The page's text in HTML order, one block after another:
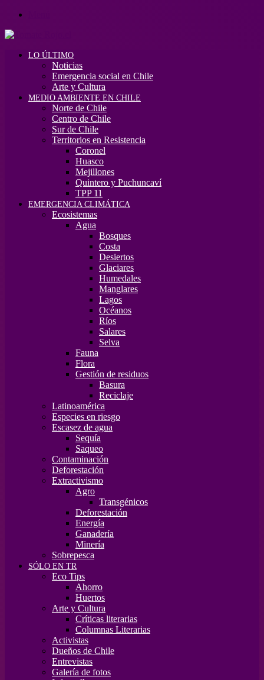
LO ÚLTIMO
Noticias
Emergencia social en Chile
Arte y Cultura
MEDIO AMBIENTE EN CHILE
Norte de Chile
Centro de Chile
Sur de Chile
Territorios en Resistencia
Coronel
Huasco
Mejillones
Quintero y Puchuncaví
TPP 11
EMERGENCIA CLIMÁTICA
Ecosistemas
Agua
Bosques
Costa
Desiertos
Glaciares
Humedales
Manglares
Lagos
Océanos
Ríos
Salares
Selva
Fauna
Flora
Gestión de residuos
Basura
Reciclaje
Latinoamérica
Especies en riesgo
Escasez de agua
Sequía
Saqueo
Contaminación
Deforestación
Extractivismo
Agro
Transgénicos
Deforestación
Energía
Ganadería
Minería
Sobrepesca
SÓLO EN TR
Eco Tips
Ahorro
Huertos
Arte y Cultura
Críticas literarias
Columnas Literarias
Activistas
Dueños de Chile
Entrevistas
Galería de fotos